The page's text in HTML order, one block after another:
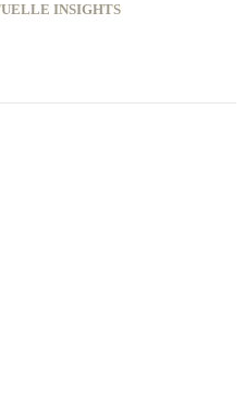
INSIGHTS